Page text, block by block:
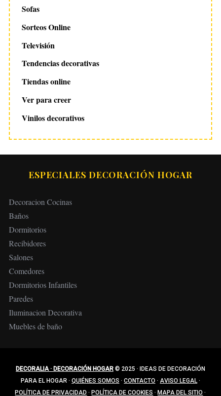
Sofas
Sorteos Online
Televisión
Tendencias decorativas
Tiendas online
Ver para creer
Vinilos decorativos
ESPECIALES DECORACIÓN HOGAR
Decoracion Cocinas
Baños
Dormitorios
Recibidores
Salones
Comedores
Dormitorios Infantiles
Paredes
Iluminacion Decorativa
Muebles de baño
DECORALIA · DECORACIÓN HOGAR© 2025 ·
IDEAS DE DECORACIÓN
PARA EL HOGAR · QUIÉNES SOMOS · CONTACTO · AVISO LEGAL ·
POLÍTICA DE PRIVACIDAD · POLÍTICA DE COOKIES · MAPA DEL SITIO ·